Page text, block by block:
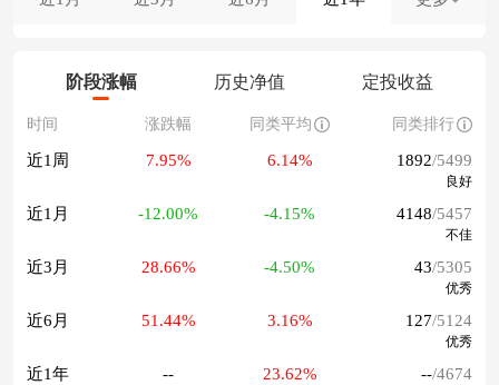
阶段涨幅 历史净值 定投收益
时间 涨跌幅 同类平均 同类排行
近1周 7.95% 6.14% 1892/5499
良好
近1月 -12.00% -4.15% 4148/5457
不佳
近3月 28.66% -4.50% 43/5305
优秀
近6月 51.44% 3.16% 127/5124
优秀
近1年 -- 23.62% --/4674